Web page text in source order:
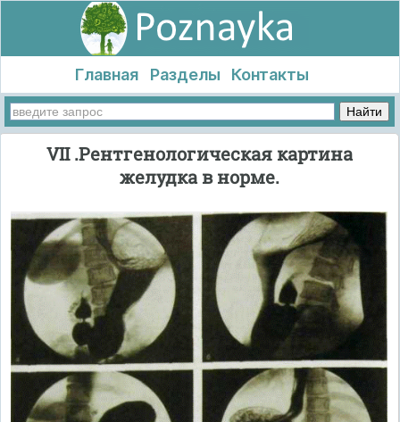
Главная Разделы Контакты
VII .Рентгенологическая картина
желудка в норме.